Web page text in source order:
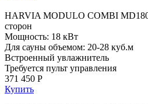
HARVIA MODULO COMBI
сторон
Мощность: 18 кВт
Для сауны объемом: 20-28 куб.м
Встроенный увлажнитель
Требуется пульт управления
371 450 Р
Купить